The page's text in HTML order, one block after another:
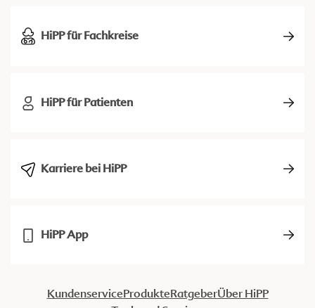
HiPP für Fachkreise
HiPP für Patienten
Karriere bei HiPP
HiPP App
KundenserviceProdukteRatgeberÜber HiPP